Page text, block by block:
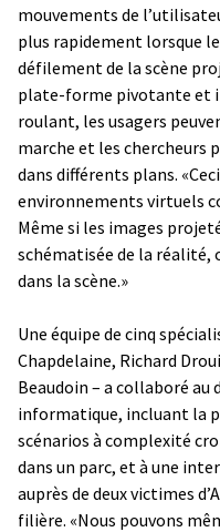
mouvements de
plus rapidement lorsque
défilement de la scène
plate-forme pivotante et
roulant, les usagers
marche et les chercheurs
dans différents plans.
environnements virtuels
Même si les images
schématisée de la réalité,
dans la scène.»
Une équipe de cinq
Chapdelaine, Richard
Beaudoin – a collaboré
informatique, incluant la
scénarios à complexité
dans un parc, et à une
auprès de deux victimes
filière. «Nous pouvons